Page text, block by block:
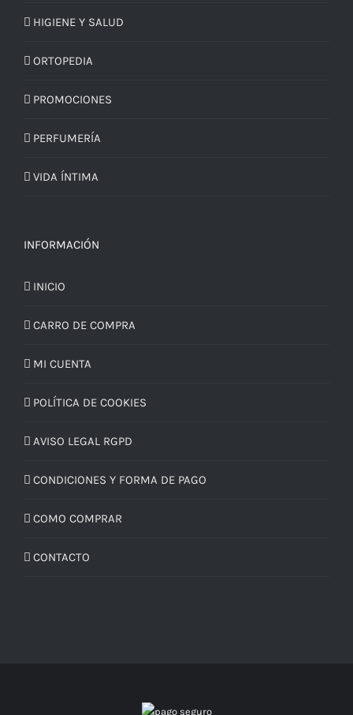
HIGIENE Y SALUD
ORTOPEDIA
PROMOCIONES
PERFUMERÍA
VIDA ÍNTIMA
INFORMACIÓN
INICIO
CARRO DE COMPRA
MI CUENTA
POLÍTICA DE COOKIES
AVISO LEGAL RGPD
CONDICIONES Y FORMA DE PAGO
COMO COMPRAR
CONTACTO